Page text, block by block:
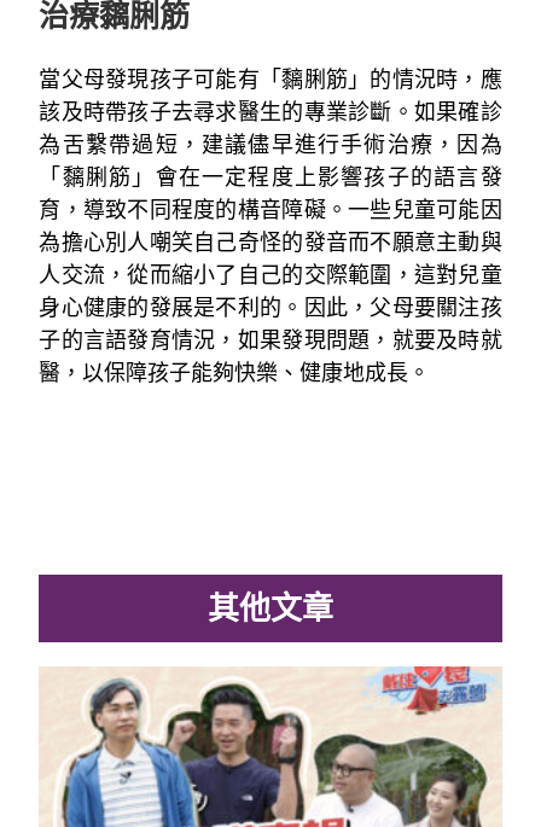
治療黐脷筋
當父母發現孩子可能有「黐脷筋」的情況時，應
該及時帶孩子去尋求醫生的專業診斷。如果確診
為舌繫帶過短，建議儘早進行手術治療，因為
「黐脷筋」會在一定程度上影響孩子的語言發
育，導致不同程度的構音障礙。一些兒童可能因
為擔心別人嘲笑自己奇怪的發音而不願意主動與
人交流，從而縮小了自己的交際範圍，這對兒童
身心健康的發展是不利的。因此，父母要關注孩
子的言語發育情況，如果發現問題，就要及時就
醫，以保障孩子能夠快樂、健康地成長。
其他文章